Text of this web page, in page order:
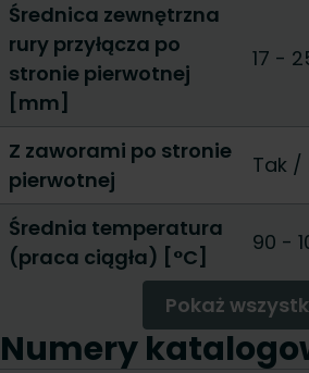
Średnica zewnętrzna
rury przyłącza po
stronie pierwotnej
[mm]
17 -
Z zaworami po stronie
pierwotnej
Tak /
Średnia temperatura
(praca ciągła) [°C]
90 -
Pokaż
Numery